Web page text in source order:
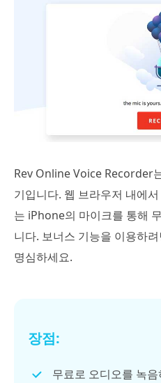
Rev Online Voice Recorder
기입니다. 웹 브라우저 내에
는 iPhone의 마이크를 통해
니다. 보너스 기능을 이용하
명심하세요.
장점:
무료로 오디오를 녹